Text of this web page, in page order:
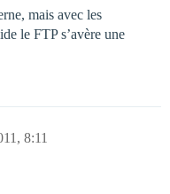
mais avec les
le FTP s’avère une
8:11